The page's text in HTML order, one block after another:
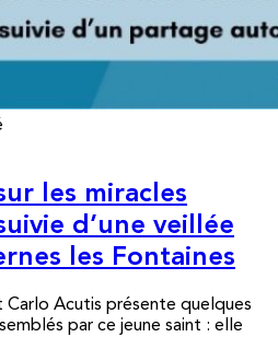
les miracles
d’une veillée
les Fontaines
Carlo Acutis présente quelques
par ce jeune saint : elle